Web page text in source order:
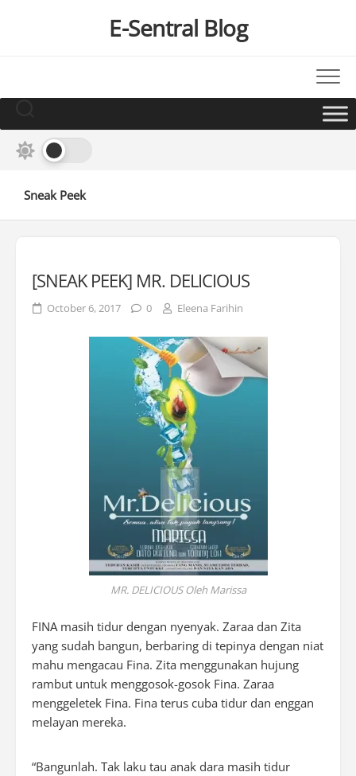
E-Sentral Blog
Sneak Peek
[SNEAK PEEK] MR. DELICIOUS
October 6, 2017 0 Eleena Farihin
MR. DELICIOUS Oleh Marissa
FINAmasih tidur dengan nyenyak. Zaraa dan Zita
yang sudah bangun, berbaring di tepinya dengan niat
mahu mengacau Fina. Zita menggunakan hujung
rambut untuk menggosok-gosok Fina. Zaraa
menggeletek Fina. Fina terus cuba tidur dan enggan
melayan mereka.
“Bangunlah. Tak laku tau anak dara masih tidur